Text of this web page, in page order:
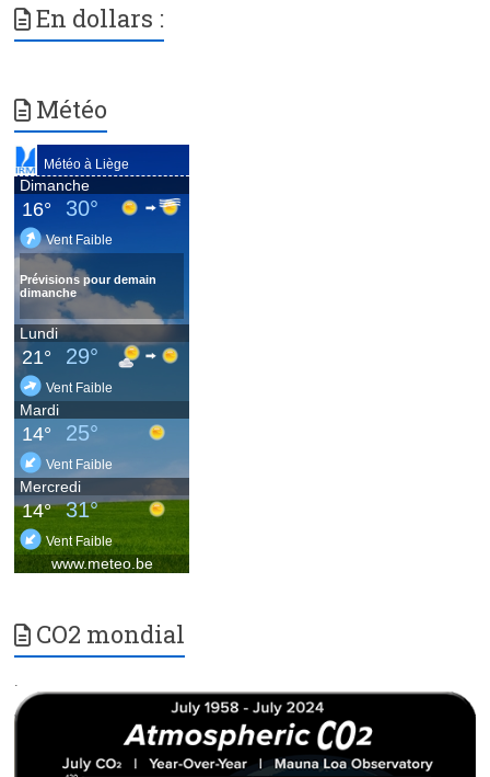
En dollars :
Météo
CO2 mondial